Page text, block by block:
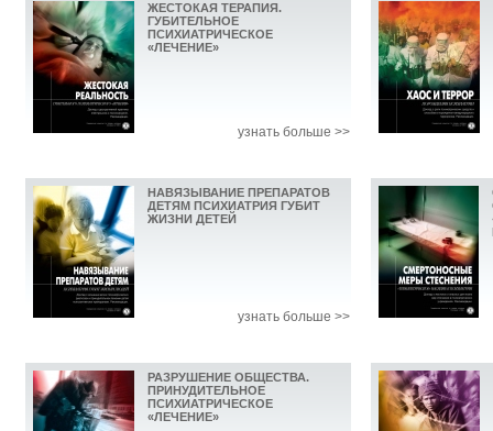
ЖЕСТОКАЯ ТЕРАПИЯ.
ГУБИТЕЛЬНОЕ
ПСИХИАТРИЧЕСКОЕ
«ЛЕЧЕНИЕ»
узнать больше >>
НАВЯЗЫВАНИЕ ПРЕПАРАТОВ
ДЕТЯМ ПСИХИАТРИЯ ГУБИТ
ЖИЗНИ ДЕТЕЙ
узнать больше >>
РАЗРУШЕНИЕ ОБЩЕСТВА.
ПРИНУДИТЕЛЬНОЕ
ПСИХИАТРИЧЕСКОЕ
«ЛЕЧЕНИЕ»